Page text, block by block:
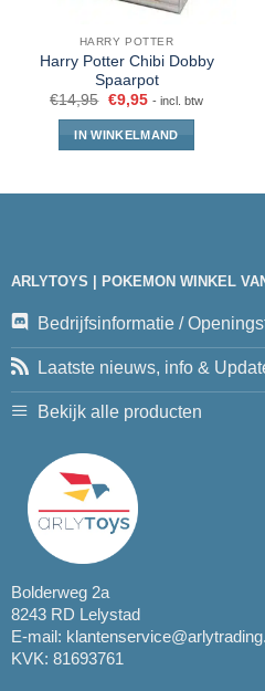
HARRY POTTER
Harry Potter Chibi Dobby
Spaarpot
€14,95 €9,95 - incl. btw
IN WINKELMAND
ARLYTOYS | POKEMON WINKEL
Bedrijfsinformatie /
Laatste nieuws, info &
Bekijk alle producten
Bolderweg 2a
8243 RD Lelystad
E-mail:
KVK: 81693761